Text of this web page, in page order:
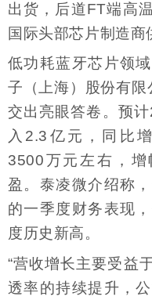
出货，后道FT端高
国际头部芯片制造商
低功耗蓝牙芯片领
子（上海）股份有限
交出亮眼答卷。预
入2.3亿元，同比
3500万元左右，
盈。泰凌微介绍称
的一季度财务表现
度历史新高。
“营收增长主要受益
透率的持续提升，